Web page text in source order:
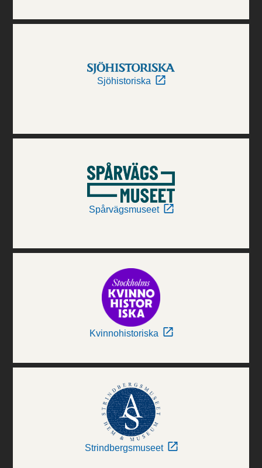
Sjöhistoriska
Spårvägsmuseet
Kvinnohistoriska
Strindbergsmuseet